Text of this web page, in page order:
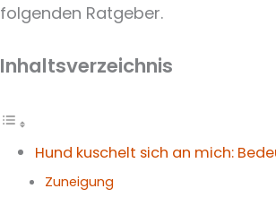
folgenden Ratgeber.
Inhaltsverzeichnis
Hund kuschelt sich an mich:
Zuneigung